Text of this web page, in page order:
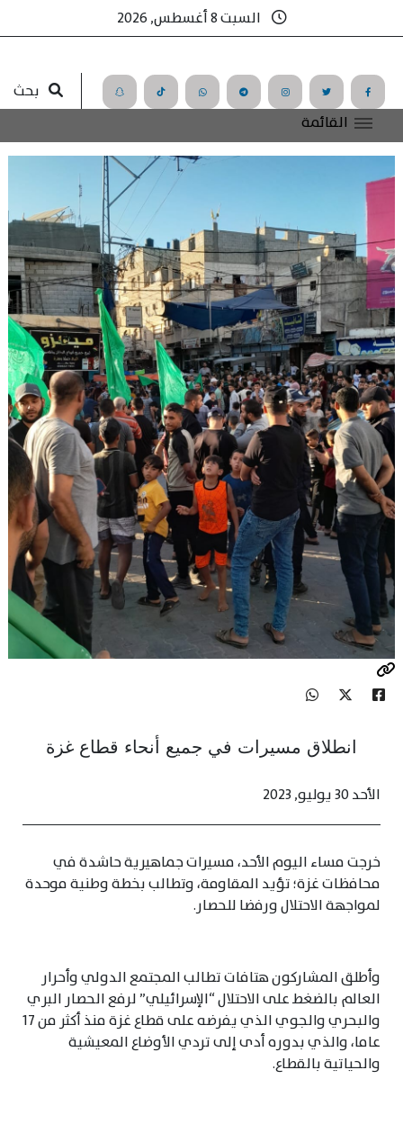
السبت 8 أغسطس, 2026
بحث
القائمة
انطلاق مسيرات في جميع أنحاء قطاع غزة
الأحد 30 يوليو, 2023
خرجت مساء اليوم الأحد، مسيرات جماهيرية حاشدة في
محافظات غزة؛ تؤيد المقاومة، وتطالب بخطة وطنية موحدة
لمواجهة الاحتلال ورفضا للحصار.
وأطلق المشاركون هتافات تطالب المجتمع الدولي وأحرار
العالم بالضغط على الاحتلال “الإسرائيلي” لرفع الحصار البري
والبحري والجوي الذي يفرضه على قطاع غزة منذ أكثر من 17
عاما، والذي بدوره أدى إلى تردي الأوضاع المعيشية
والحياتية بالقطاع.